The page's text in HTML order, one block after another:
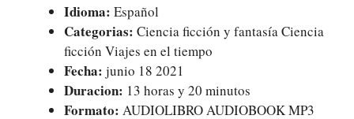
Idioma: Español
Categorias: Ciencia ficción y fantasía Ciencia
ficción Viajes en el tiempo
Fecha: junio 18 2021
Duracion: 13 horas y 20 minutos
Formato: AUDIOLIBRO AUDIOBOOK MP3